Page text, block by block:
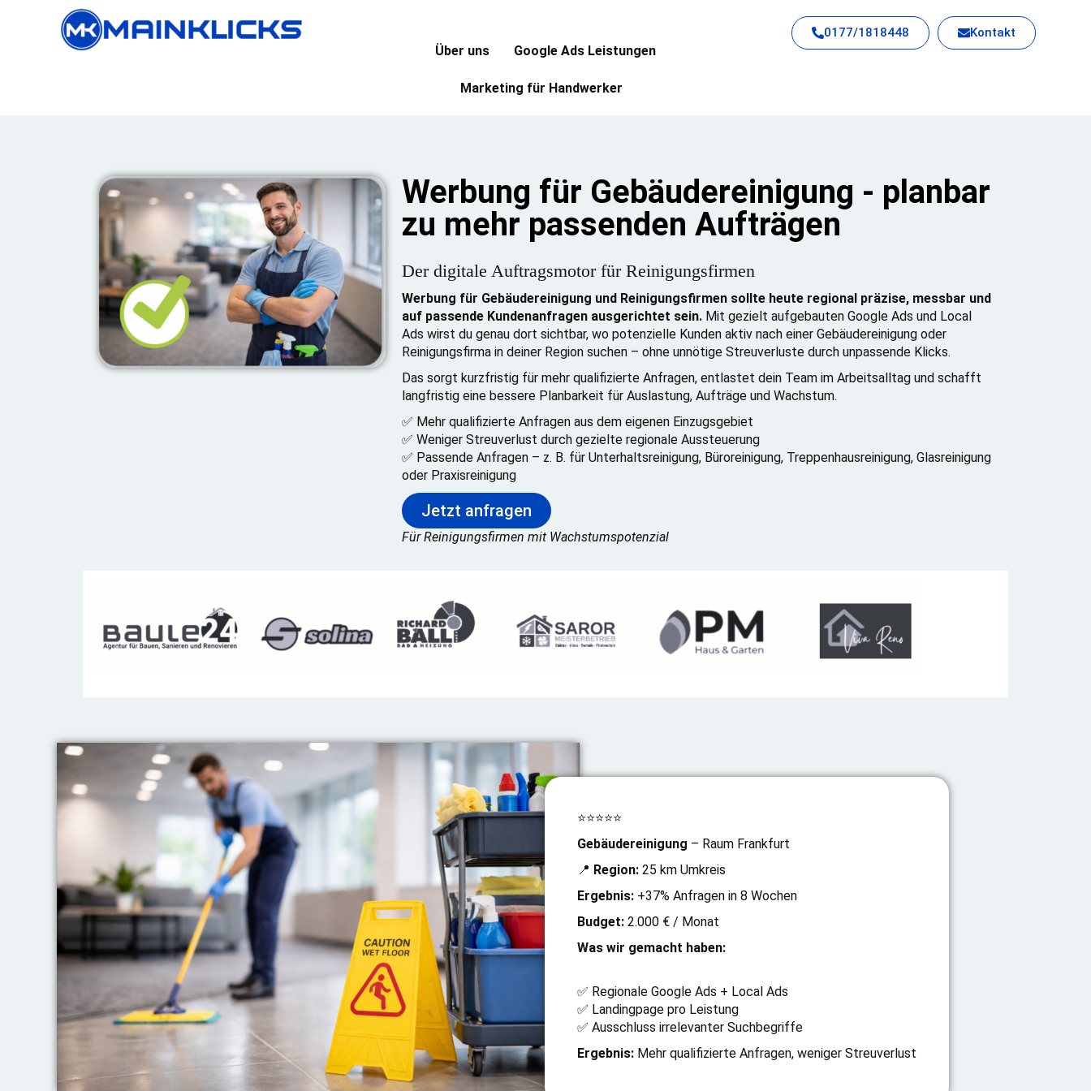
Über uns Google Ads Leistungen
Marketing für Handwerker
0177/1818448 Kontakt
Werbung für Gebäudereinigung - planbar
zu mehr passenden Aufträgen
Der digitale Auftragsmotor für Reinigungsfirmen
Werbung für Gebäudereinigung und Reinigungsfirmen sollte heute regional präzise, messbar und
auf passende Kundenanfragen ausgerichtet sein. Mit gezielt aufgebauten Google Ads und Local
Ads wirst du genau dort sichtbar, wo potenzielle Kunden aktiv nach einer Gebäudereinigung oder
Reinigungsfirma in deiner Region suchen – ohne unnötige Streuverluste durch unpassende Klicks.
Das sorgt kurzfristig für mehr qualifizierte Anfragen, entlastet dein Team im Arbeitsalltag und schafft
langfristig eine bessere Planbarkeit für Auslastung, Aufträge und Wachstum.
✅ Mehr qualifizierte Anfragen aus dem eigenen Einzugsgebiet
✅ Weniger Streuverlust durch gezielte regionale Aussteuerung
✅ Passende Anfragen – z. B. für Unterhaltsreinigung, Büroreinigung, Treppenhausreinigung, Glasreinigung
oder Praxisreinigung
Jetzt anfragen
Für Reinigungsfirmen mit Wachstumspotenzial
⭐⭐⭐⭐⭐
Gebäudereinigung – Raum Frankfurt
📍 Region: 25 km Umkreis
Ergebnis: +37% Anfragen in 8 Wochen
Budget: 2.000 € / Monat
Was wir gemacht haben:
✅ Regionale Google Ads + Local Ads
✅ Landingpage pro Leistung
✅ Ausschluss irrelevanter Suchbegriffe
Ergebnis: Mehr qualifizierte Anfragen, weniger Streuverlust